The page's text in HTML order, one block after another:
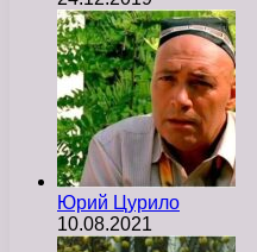
Юрий Цурило
10.08.2021